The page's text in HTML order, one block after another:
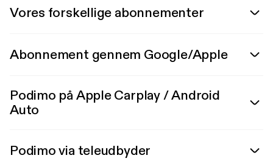
Vores forskellige abonnementer
Abonnement gennem Google/Apple
Podimo på Apple Carplay / Android
Auto
Podimo via teleudbyder